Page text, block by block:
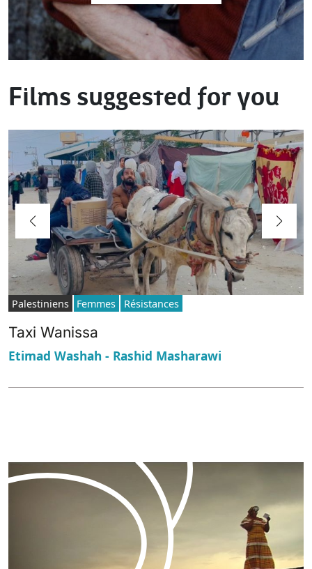
Films suggested for you
Palestiniens Femmes Résistances
Taxi Wanissa
Etimad Washah - Rashid Masharawi